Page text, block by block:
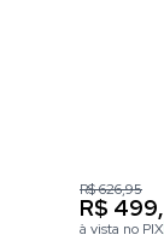
R$ 626,95
R$
à vista no PIX